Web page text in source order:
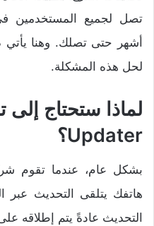
تصل لجميع المستخدمين
أشهر حتى تصلك. وهنا يأتي
لحل هذه المشكلة.
Updater؟
بشكل عام، عندما تقوم
التحديث عادةً يتم إطلاقه